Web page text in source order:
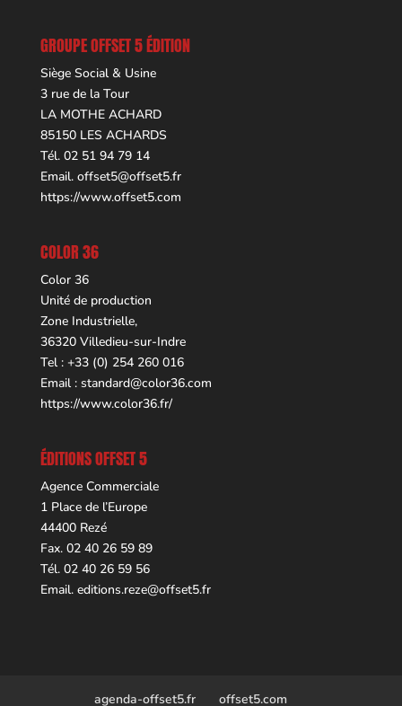
GROUPE OFFSET 5 ÉDITION
Siège Social & Usine
3 rue de la Tour
LA MOTHE ACHARD
85150 LES ACHARDS
Tél. 02 51 94 79 14
Email. offset5@offset5.fr
https://www.offset5.com
COLOR 36
Color 36
Unité de production
Zone Industrielle,
36320 Villedieu-sur-Indre
Tel : +33 (0) 254 260 016
Email : standard@color36.com
https://www.color36.fr/
ÉDITIONS OFFSET 5
Agence Commerciale
1 Place de l’Europe
44400 Rezé
Fax. 02 40 26 59 89
Tél. 02 40 26 59 56
Email. editions.reze@offset5.fr
agenda-offset5.fr offset5.com